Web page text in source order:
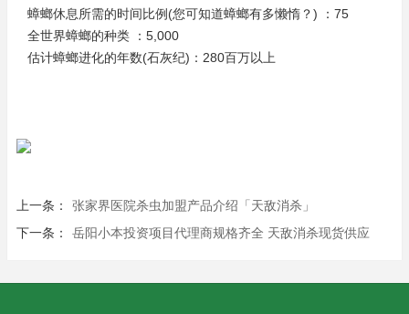
蟑螂休息所需的时间比例(您可知道蟑螂有多懒惰？) ：75
全世界蟑螂的种类 ：5,000
估计蟑螂进化的年数(石灰纪)：280百万以上
上一条：
张家界医院杀虫加盟产品介绍「天敌消杀」
下一条：
岳阳小本投资项目代理商规格齐全 天敌消杀现货供应